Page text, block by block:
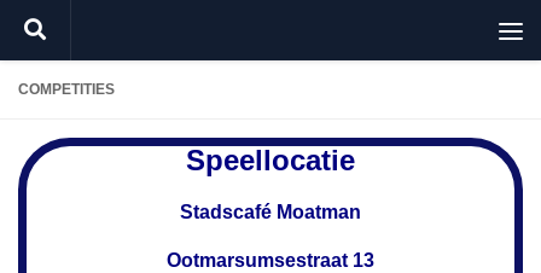
Doorgaan naar inhoud
COMPETITIES
Speellocatie
Stadscafé Moatman
Ootmarsumsestraat 13